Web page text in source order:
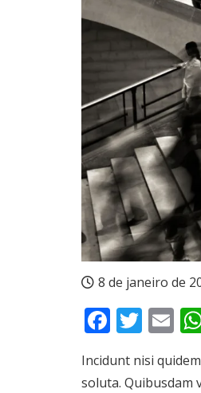
8 de janeiro de
Incidunt nisi
soluta. Quibusdam